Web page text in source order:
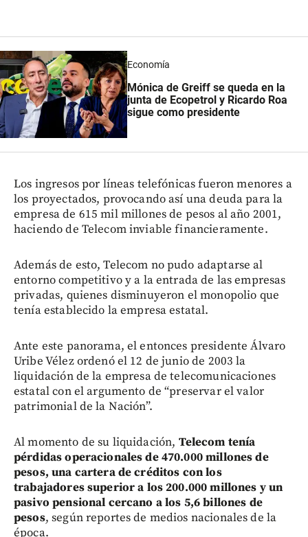
Economía
Mónica de Greiff se queda en la
junta de Ecopetrol y Ricardo Roa
sigue como presidente
Los ingresos por líneas telefónicas fueron menores a
los proyectados, provocando así una deuda para la
empresa de 615 mil millones de pesos al año 2001,
haciendo de Telecom inviable financieramente.
Además de esto, Telecom no pudo adaptarse al
entorno competitivo y a la entrada de las empresas
privadas, quienes disminuyeron el monopolio que
tenía establecido la empresa estatal.
Ante este panorama, el entonces presidente Álvaro
Uribe Vélez ordenó el 12 de junio de 2003 la
liquidación de la empresa de telecomunicaciones
estatal con el argumento de “preservar el valor
patrimonial de la Nación”.
Al momento de su liquidación, Telecom tenía
pérdidas operacionales de 470.000 millones de
pesos, una cartera de créditos con los
trabajadores superior a los 200.000 millones y un
pasivo pensional cercano a los 5,6 billones de
pesos, según reportes de medios nacionales de la
época.